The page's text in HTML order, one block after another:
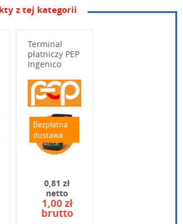
na obrazku:
z tej kategorii
Terminal
płatniczy PEP
Ingenico
Bezpłatna
dostawa
0,81 zł
netto
1,00 zł
brutto